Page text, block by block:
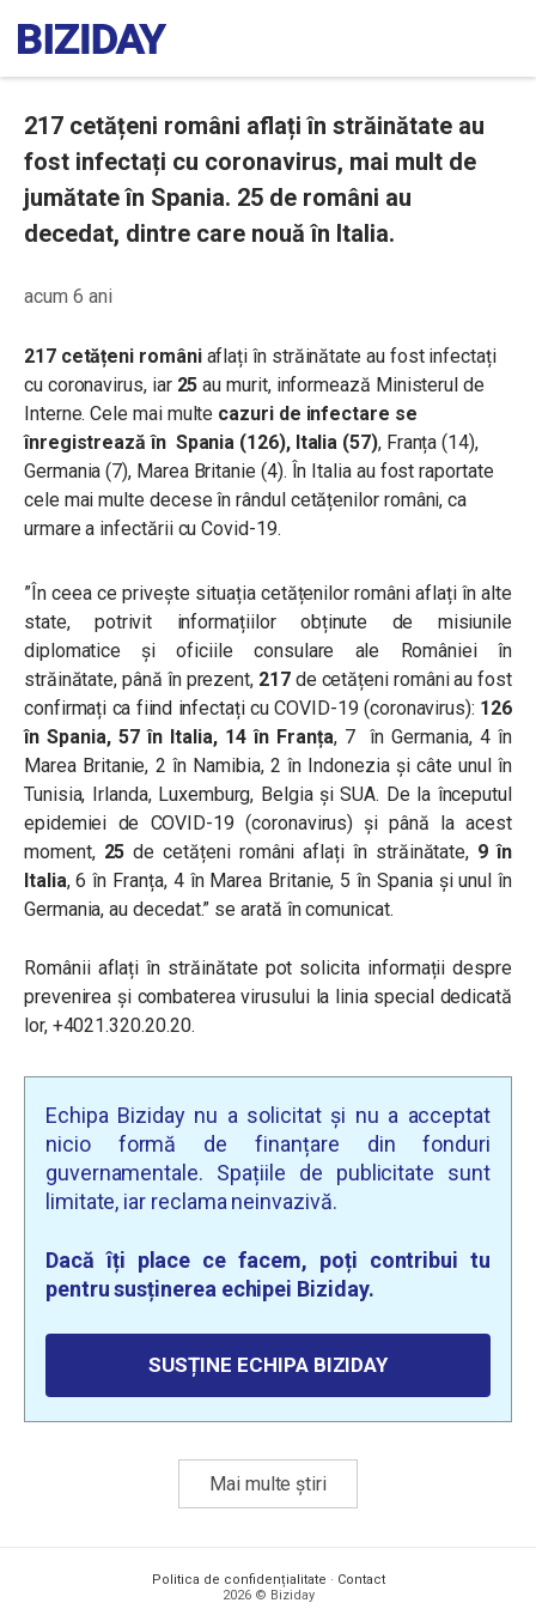
217 cetățeni români aflați în străinătate au
fost infectați cu coronavirus, mai mult de
jumătate în Spania. 25 de români au
decedat, dintre care nouă în Italia.
acum 6 ani
217 cetățeni româniaflați în străinătate au fost infectați
cu coronavirus, iar 25 au murit, informează Ministerul de
Interne. Cele mai multe cazuri de infectare se
înregistrează în Spania (126), Italia (57), Franța (14),
Germania (7), Marea Britanie (4). În Italia au fost raportate
cele mai multe decese în rândul cetățenilor români, ca
urmare a infectării cu Covid-19.
”În ceea ce privește situația cetățenilor români aflați în alte
state, potrivit informațiilor obținute de misiunile
diplomatice și oficiile consulare ale României în
străinătate, până în prezent, 217de cetățeni români au fost
confirmați ca fiind infectați cu COVID-19 (coronavirus): 126
în Spania, 57 în Italia, 14 în Franța, 7 în Germania, 4 în
Marea Britanie, 2 în Namibia, 2 în Indonezia și câte unul în
Tunisia, Irlanda, Luxemburg, Belgia și SUA. De la începutul
epidemiei de COVID-19 (coronavirus) și până la acest
moment, 25 de cetățeni români aflați în străinătate, 9 în
Italia, 6 în Franța, 4 în Marea Britanie, 5 în Spania și unul în
Germania, au decedat.” se arată în comunicat.
Românii aflați în străinătate pot solicita informații despre
prevenirea și combaterea virusului la linia special dedicată
lor, +4021.320.20.20.
Echipa Biziday nu a solicitat și nu a acceptat
nicio formă de finanțare din fonduri
guvernamentale. Spațiile de publicitate sunt
limitate, iar reclama neinvazivă.
Dacă îți place ce facem, poți contribui tu
pentru susținerea echipei Biziday.
SUSȚINE ECHIPA BIZIDAY
Mai multe știri
Politica de confidențialitate · Contact
2026 © Biziday